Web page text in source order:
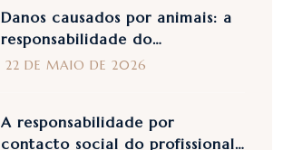
Danos causados por animais: a
responsabilidade do
proprietário segundo a Ordem
22 DE MAIO DE 2026
A responsabilidade por
contacto social do profissional: